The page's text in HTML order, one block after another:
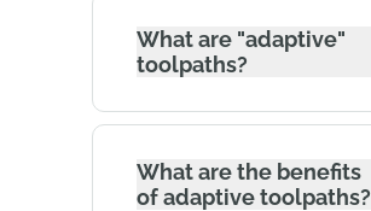
What are "adaptive"
toolpaths?
What are the benefits
of adaptive toolpaths?